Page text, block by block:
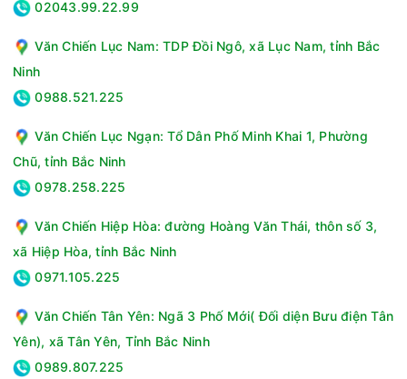
02043.99.22.99
Văn Chiến Lục Nam: TDP Đồi Ngô, xã Lục Nam, tỉnh Bắc
Ninh
0988.521.225
Văn Chiến Lục Ngạn: Tổ Dân Phố Minh Khai 1, Phường
Chũ, tỉnh Bắc Ninh
0978.258.225
Văn Chiến Hiệp Hòa: đường Hoàng Văn Thái, thôn số 3,
xã Hiệp Hòa, tỉnh Bắc Ninh
0971.105.225
Văn Chiến Tân Yên: Ngã 3 Phố Mới( Đối diện Bưu điện Tân
Yên), xã Tân Yên, Tỉnh Bắc Ninh
0989.807.225